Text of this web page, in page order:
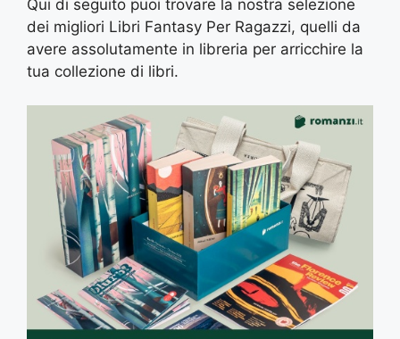
Qui di seguito puoi trovare la nostra selezione
dei migliori Libri Fantasy Per Ragazzi, quelli da
avere assolutamente in libreria per arricchire la
tua collezione di libri.